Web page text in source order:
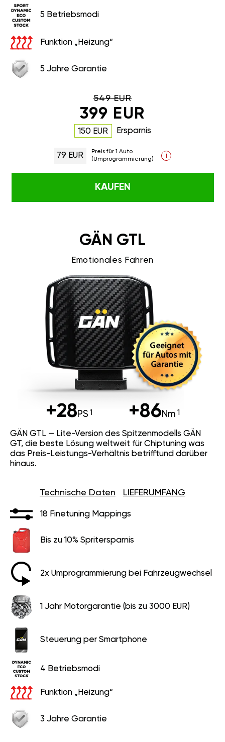
5 Betriebsmodi
Funktion „Heizung“
5 Jahre Garantie
549 EUR
399 EUR
150 EUR Ersparnis
79 EUR
Preis für 1 Auto
(Umprogrammierung)
i
KAUFEN
GÄN GTL
Emotionales Fahren
+28PS +86Nm
GÄN GTL — Lite-Version des Spitzenmodells GÄN
GT, die beste Lösung weltweit für Chiptuning was
das Preis-Leistungs-Verhältnis betrifftund darüber
hinaus.
Technische Daten LIEFERUMFANG
18 Finetuning Mappings
Bis zu 10% Spritersparnis
2x Umprogrammierung bei Fahrzeugwechsel
1 Jahr Motorgarantie (bis zu 3000 EUR)
Steuerung per Smartphone
4 Betriebsmodi
Funktion „Heizung“
3 Jahre Garantie